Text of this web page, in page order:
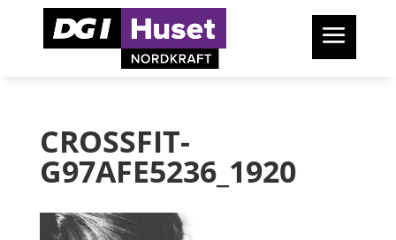
CROSSFIT-
G97AFE5236_1920